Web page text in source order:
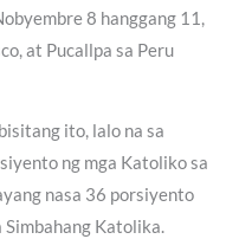
8 hanggang 11,
at Pucallpa sa Peru
ito, lalo na sa
ng mga Katoliko sa
nasa 36 porsiyento
Simbahang Katolika.